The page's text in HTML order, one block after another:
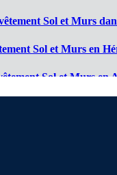
Sol et Murs
Sol et Murs en
Sol et Murs en